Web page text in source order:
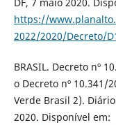
https://
2022/2020/Decreto/
BRASIL. Decreto nº
o Decreto nº 10.341/
Verde Brasil 2).
2020. Disponível em: